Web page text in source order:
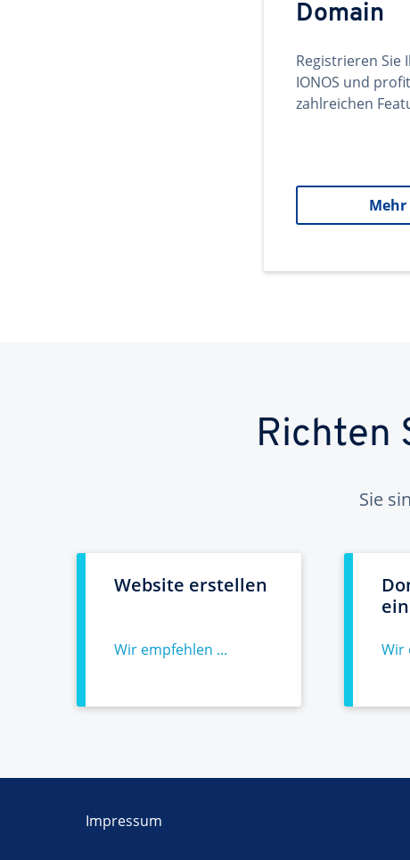
Domain
Registrieren Sie
IONOS und
zahlreichen
Richten
Sie
Website erstellen
Wir empfehlen ... Wir
Impressum